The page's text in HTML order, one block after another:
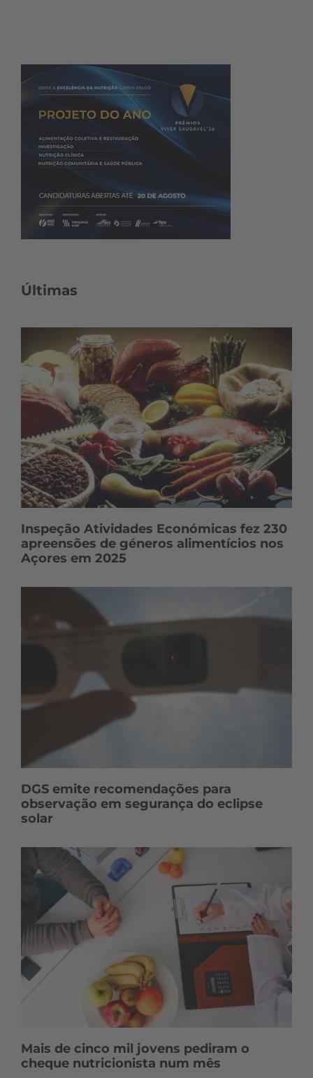
Últimas
Inspeção Atividades Económicas fez 230
apreensões de géneros alimentícios nos
Açores em 2025
DGS emite recomendações para
observação em segurança do eclipse
solar
Mais de cinco mil jovens pediram o
cheque nutricionista num mês